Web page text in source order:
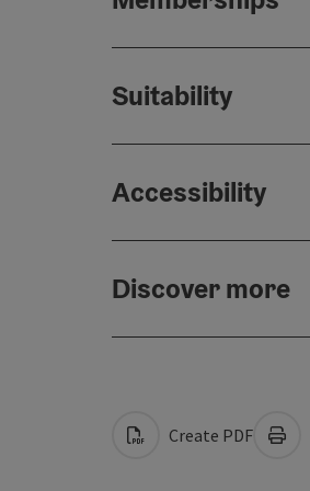
Suitability
Accessibility
Discover more
Create PDF